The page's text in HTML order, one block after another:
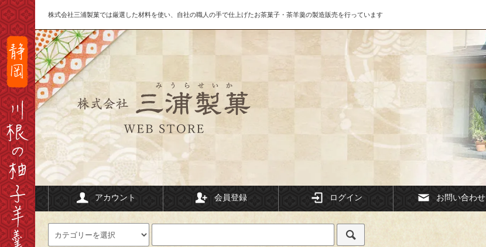
株式会社三浦製菓では厳選した材料を使い、自社の職人の手で仕上げたお茶菓子・茶羊羹の製造販売を行っています
アカウント 会員登録 ログイン お問い合わせ